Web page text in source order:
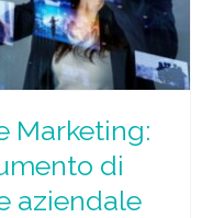
Marketing:
di
aziendale